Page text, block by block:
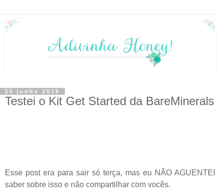
25 junho 2016
Testei o Kit Get Started da BareMinerals
Esse post era para sair só terça, mas eu NÃO AGUENTEI
saber sobre isso e não compartilhar com vocês.